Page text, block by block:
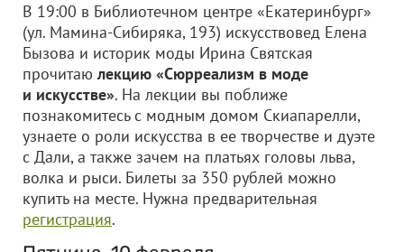
В 19:00 в Библиотечном центре «Екатеринбург»
(ул. Мамина-Сибиряка, 193) искусствовед Елена
Бызова и историк моды Ирина Святская
прочитаюлекцию «Сюрреализм в моде
и искусстве». На лекции вы поближе
познакомитесь с модным домом Скиапарелли,
узнаете о роли искусства в ее творчестве и дуэте
с Дали, а также зачем на платьях головы льва,
волка и рыси. Билеты за 350 рублей можно
купить на месте. Нужна предварительная
регистрация.